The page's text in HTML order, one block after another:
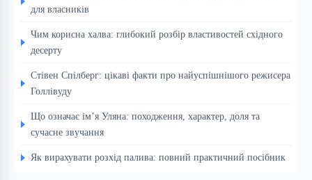
для власників
Чим корисна халва: глибокий розбір властивостей східного
десерту
Стівен Спілберг: цікаві факти про найуспішнішого режисера
Голлівуду
Що означає ім’я Уляна: походження, характер, доля та
сучасне звучання
Як вирахувати розхід палива: повний практичний посібник